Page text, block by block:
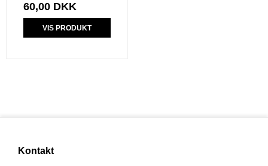
60,00 DKK
VIS PRODUKT
Kontakt